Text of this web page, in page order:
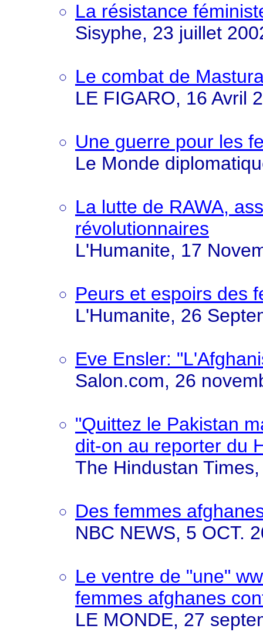
La résistance
Sisyphe, 23 juillet
Le combat de
LE FIGARO, 16 Avril
Une guerre pour les
Le Monde
La lutte de RAWA,
révolutionnaires
L'Humanite, 17
Peurs et espoirs des
L'Humanite, 26
Eve Ensler:
Salon.com, 26
"Quittez le Pakistan
dit-on au reporter du
The Hindustan
Des femmes
NBC NEWS, 5 OCT.
Le ventre de "une"
femmes afghanes
LE MONDE, 27